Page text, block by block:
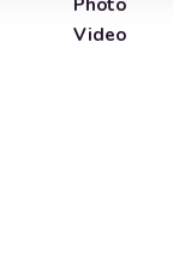
Video